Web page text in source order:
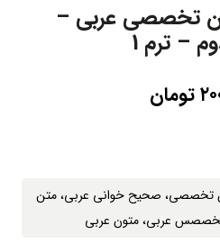
تخصصی عربی –
– ترم 1
تومان
تخصصی، ‌ صحیح خوانی عربی، ‌متن
عربی، ‌متون عربی